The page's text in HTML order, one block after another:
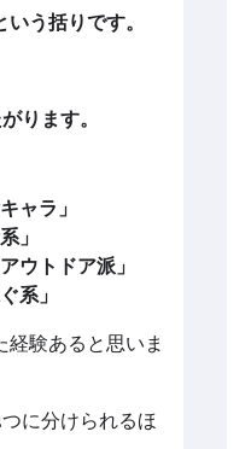
う括りです。
ります。
ャラ」
」
ウトドア派」
系」
験あると思いま
に分けられるほ